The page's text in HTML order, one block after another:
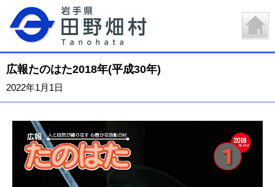
広報たのはた2018年(平成30年)
2022年1月1日